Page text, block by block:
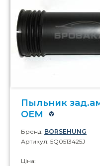
Пыльник
OEM
Бренд: BORSEHUNG
Артикул: 5Q0513425J
Ціна: